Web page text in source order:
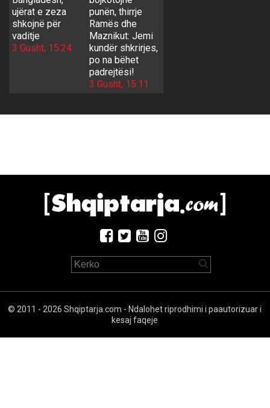
ujërat e zeza
shkojnë për
vaditje
3 Gusht, 15:24
punën, thirrje
Ramës dhe
Maznikut: Jemi
kundër shkrirjes,
po na bëhet
padrejtësi!
3 Gusht, 15:11
© 2011 - 2026 Shqiptarja.com - Ndalohet riprodhimi i paautorizuar i
kesaj faqeje